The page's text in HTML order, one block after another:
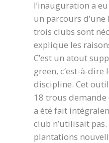
l’inauguration a
un parcours
trois clubs sont
explique les
C’est un atout
green, c’est-à-dire
discipline. Cet
18 trous demande
a été fait
club n’utilisait
plantations